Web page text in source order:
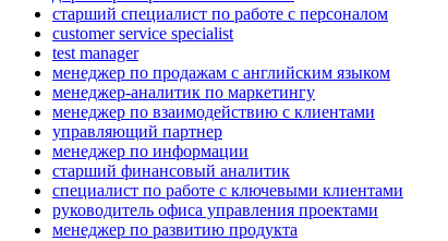
старший специалист по работе с персоналом
customer service specialist
test manager
менеджер по продажам с английским языком
менеджер-аналитик по маркетингу
менеджер по взаимодействию с клиентами
управляющий партнер
менеджер по информации
старший финансовый аналитик
специалист по работе с ключевыми клиентами
руководитель офиса управления проектами
менеджер по развитию продукта